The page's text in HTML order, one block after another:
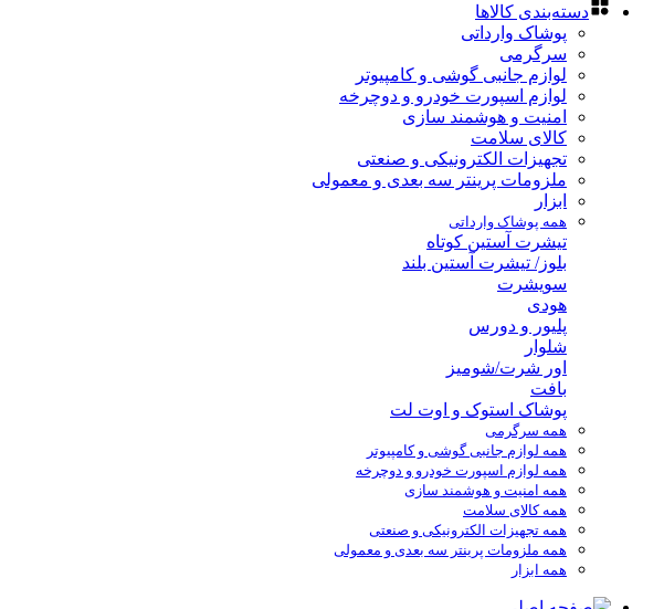
دسته‌بندی کالاها
پوشاک وارداتی
سرگرمی
لوازم جانبی گوشی و کامپیوتر
لوازم اسپورت خودرو و دوچرخه
امنیت و هوشمند سازی
کالای سلامت
تجهیزات الکترونیکی و صنعتی
ملزومات پرینتر سه بعدی و معمولی
ابزار
همه پوشاک وارداتی
تیشرت آستین کوتاه
بلوز/ تیشرت آستین بلند
سویشرت
هودی
پلیور و دورس
شلوار
اور شرت/شومیز
بافت
پوشاک استوک و اوت لت
همه سرگرمی
همه لوازم جانبی گوشی و کامپیوتر
همه لوازم اسپورت خودرو و دوچرخه
همه امنیت و هوشمند سازی
همه کالای سلامت
همه تجهیزات الکترونیکی و صنعتی
همه ملزومات پرینتر سه بعدی و معمولی
همه ابزار